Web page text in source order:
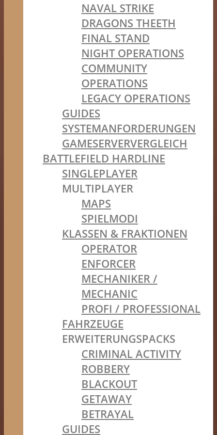
NAVAL STRIKE
DRAGONS THEETH
FINAL STAND
NIGHT OPERATIONS
COMMUNITY
OPERATIONS
LEGACY OPERATIONS
GUIDES
SYSTEMANFORDERUNGEN
GAMESERVERVERGLEICH
BATTLEFIELD HARDLINE
SINGLEPLAYER
MULTIPLAYER
MAPS
SPIELMODI
KLASSEN & FRAKTIONEN
OPERATOR
ENFORCER
MECHANIKER /
MECHANIC
PROFI / PROFESSIONAL
FAHRZEUGE
ERWEITERUNGSPACKS
CRIMINAL ACTIVITY
ROBBERY
BLACKOUT
GETAWAY
BETRAYAL
GUIDES